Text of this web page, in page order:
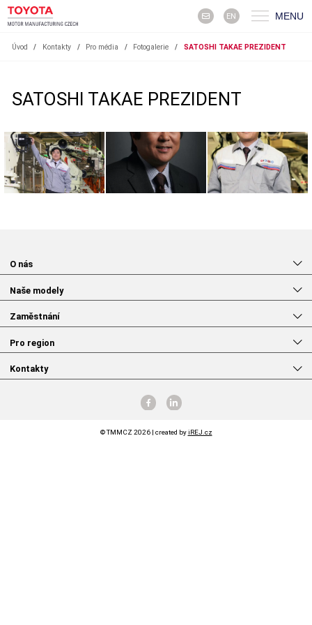
EN MENU
Úvod / Kontakty / Pro média / Fotogalerie / SATOSHI TAKAE PREZIDENT
SATOSHI TAKAE PREZIDENT
O nás
Naše modely
Zaměstnání
Pro region
Kontakty
© TMMCZ 2026 | created byiREJ.cz